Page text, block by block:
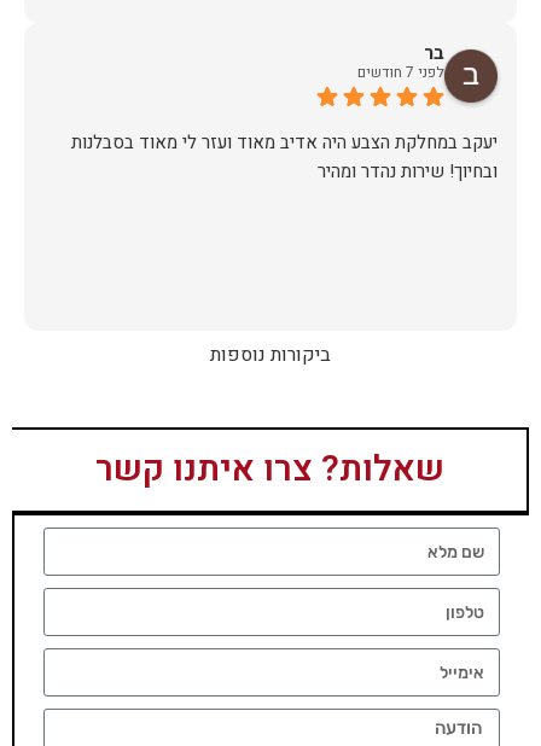
בר
לפני 7 חודשים
יעקב במחלקת הצבע היה אדיב מאוד ועזר לי מאוד בסבלנות
ובחיוך! שירות נהדר ומהיר
ביקורות נוספות
שאלות? צרו איתנו קשר